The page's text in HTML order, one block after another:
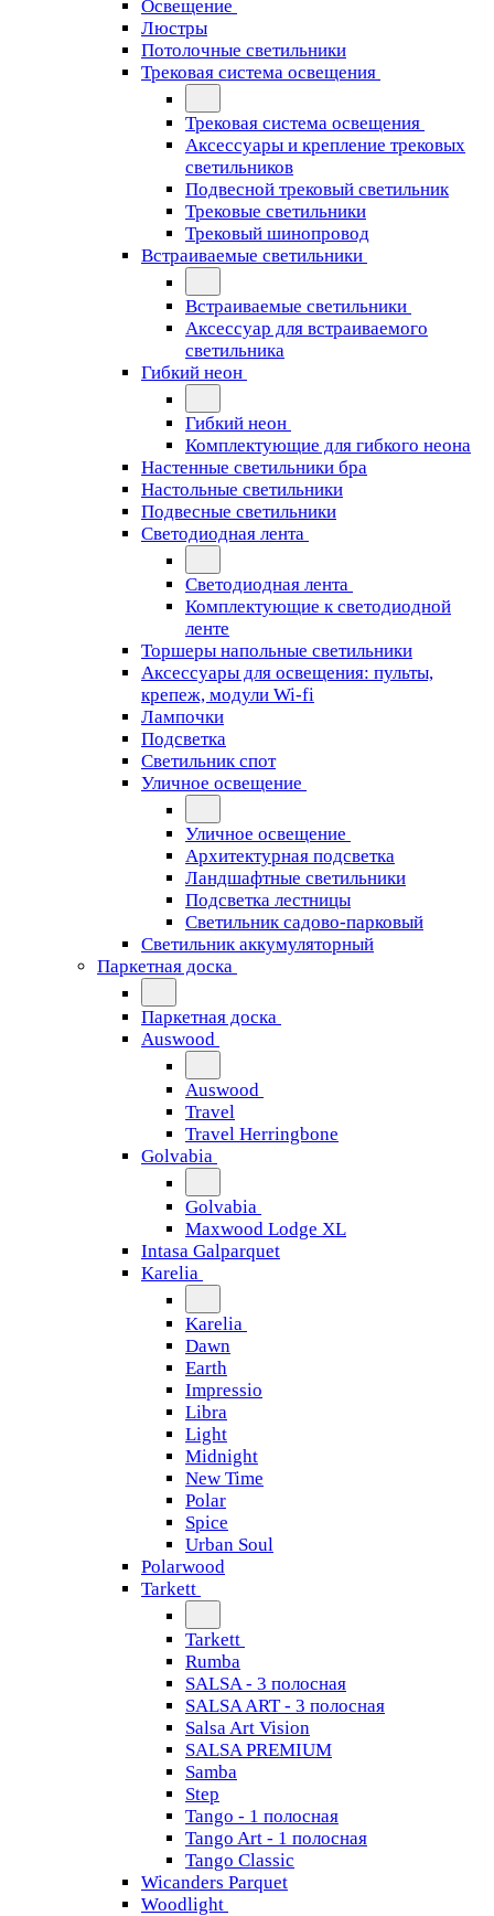
Освещение
Люстры
Потолочные светильники
Трековая система освещения
Трековая система освещения
Аксессуары и крепление трековых
светильников
Подвесной трековый светильник
Трековые светильники
Трековый шинопровод
Встраиваемые светильники
Встраиваемые светильники
Аксессуар для встраиваемого
светильника
Гибкий неон
Гибкий неон
Комплектующие для гибкого неона
Настенные светильники бра
Настольные светильники
Подвесные светильники
Светодиодная лента
Светодиодная лента
Комплектующие к светодиодной
ленте
Торшеры напольные светильники
Аксессуары для освещения: пульты,
крепеж, модули Wi-fi
Лампочки
Подсветка
Светильник спот
Уличное освещение
Уличное освещение
Архитектурная подсветка
Ландшафтные светильники
Подсветка лестницы
Светильник садово-парковый
Светильник аккумуляторный
Паркетная доска
Паркетная доска
Auswood
Auswood
Travel
Travel Herringbone
Golvabia
Golvabia
Maxwood Lodge XL
Intasa Galparquet
Karelia
Karelia
Dawn
Earth
Impressio
Libra
Light
Midnight
New Time
Polar
Spice
Urban Soul
Polarwood
Tarkett
Tarkett
Rumba
SALSA - 3 полосная
SALSA ART - 3 полосная
Salsa Art Vision
SALSA PREMIUM
Samba
Step
Tango - 1 полосная
Tango Art - 1 полосная
Tango Classiс
Wicanders Parquet
Woodlight